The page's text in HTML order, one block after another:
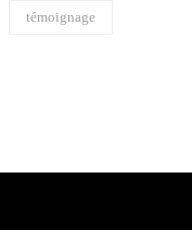
témoignage